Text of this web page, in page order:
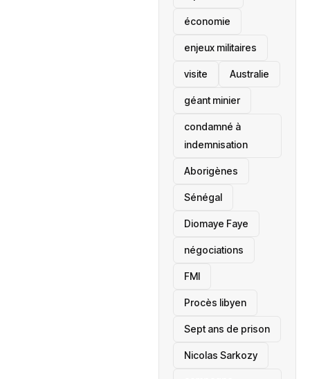
économie
enjeux militaires
visite ‎Australie
géant minier
condamné à
indemnisation
Aborigènes
Sénégal
Diomaye Faye
négociations
FMI
Procès libyen
Sept ans de prison
Nicolas Sarkozy